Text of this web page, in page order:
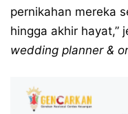
pernikahan mereka
hingga akhir hayat,”
wedding planner &